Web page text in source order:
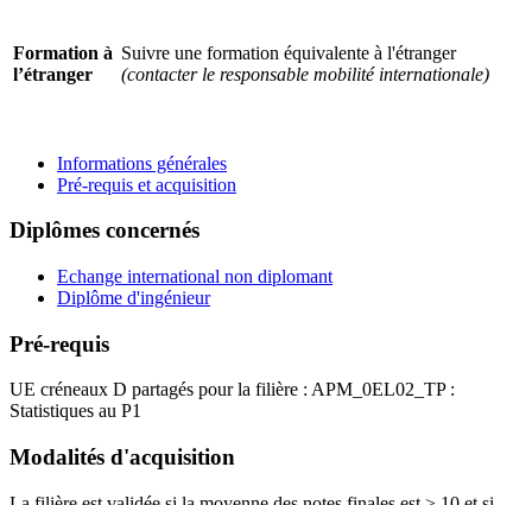
Formation à
l’étranger
Suivre une formation équivalente à l'étranger
(contacter le responsable mobilité internationale)
Informations générales
Pré-requis et acquisition
Diplômes concernés
Echange international non diplomant
Diplôme d'ingénieur
Pré-requis
UE créneaux D partagés pour la filière : APM_0EL02_TP :
Statistiques au P1
Modalités d'acquisition